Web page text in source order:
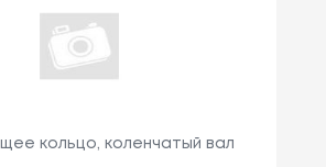
кольцо, коленчатый вал